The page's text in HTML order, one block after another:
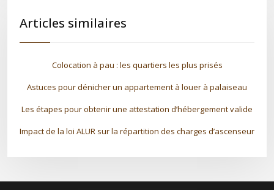
Articles similaires
Colocation à pau : les quartiers les plus prisés
Astuces pour dénicher un appartement à louer à palaiseau
Les étapes pour obtenir une attestation d’hébergement valide
Impact de la loi ALUR sur la répartition des charges d’ascenseur